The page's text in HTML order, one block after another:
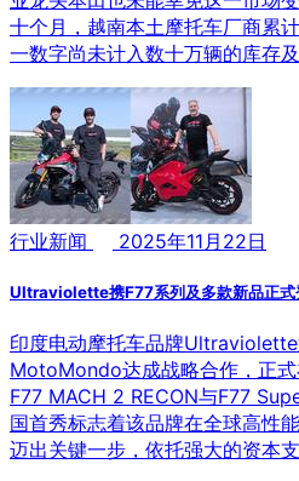
十个月，越南本土摩托车厂商累
一数字尚未计入数十万辆的库存
行业新闻 2025年11月22日
Ultraviolette携F77系列及多款新品正式
印度电动摩托车品牌
MotoMondo达成战略合作，正
F77 MACH 2 RECON与F77
国首秀标志着该品牌在全球高性
迈出关键一步，依托强大的资本